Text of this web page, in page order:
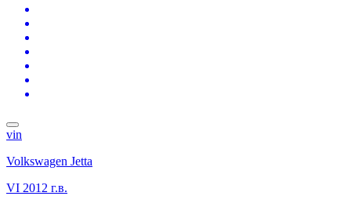
vin
Volkswagen Jetta
VI 2012 г.в.